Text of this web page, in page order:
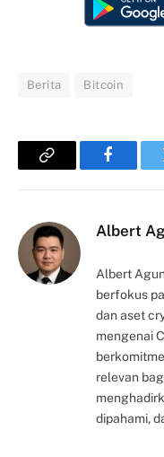
Berita Bitcoin
Copy
Albert
Albert
berfokus
dan aset
mengenai
relevan
dipahami,